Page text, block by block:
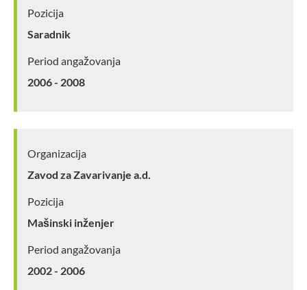
Pozicija
Saradnik
Period angažovanja
2006 - 2008
Organizacija
Zavod za Zavarivanje a.d.
Pozicija
Mašinski inženjer
Period angažovanja
2002 - 2006